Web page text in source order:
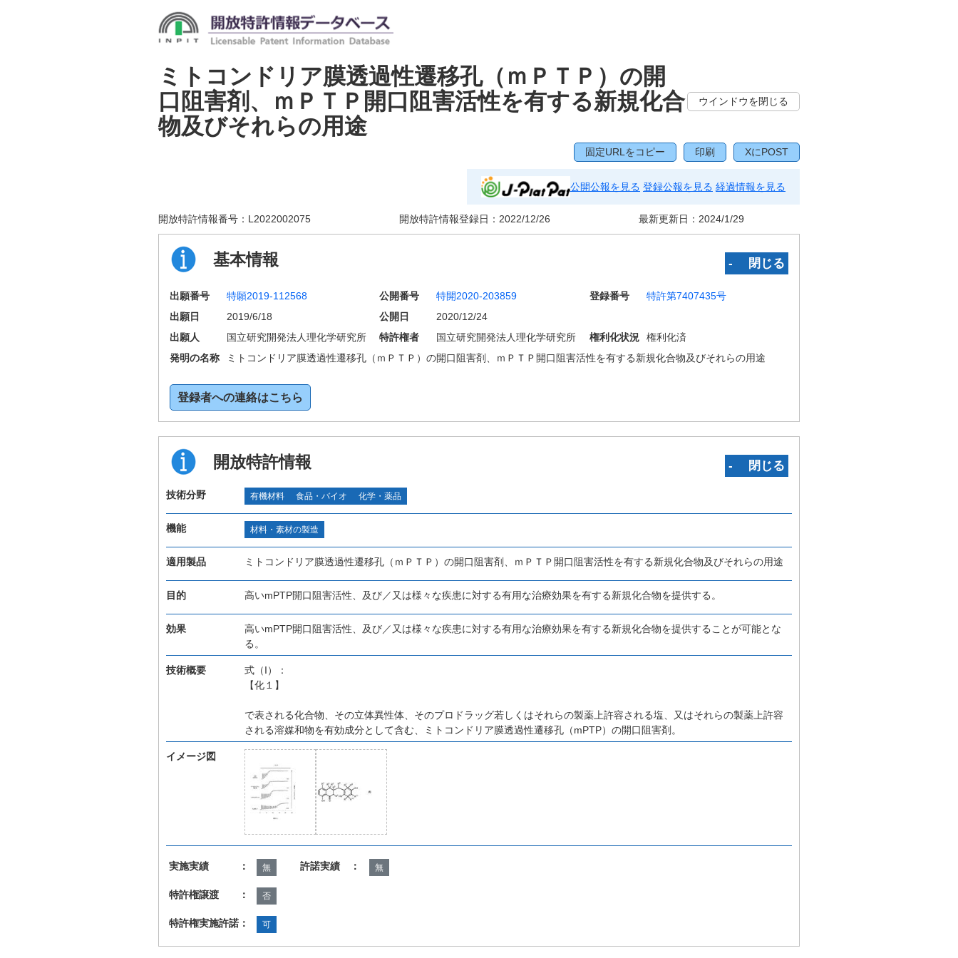
ミトコンドリア膜透過性遷移孔（ｍＰＴＰ）の開
口阻害剤、ｍＰＴＰ開口阻害活性を有する新規化合
物及びそれらの用途
ウインドウを閉じる
固定URLをコピー 印刷 XにPOST
公開公報を見る 登録公報を見る 経過情報を見る
開放特許情報番号： L2022002075 開放特許情報登録日： 2022/12/26 最新更新日： 2024/1/29
基本情報 ‐ 閉じる
出願番号 特願2019-112568 公開番号 特開2020-203859 登録番号
特許第7407435号
出願日
2019/6/18 公開日
2020/12/24
出願人
国立研究開発法人理化学研究所 特許権者 国立研究開発法人理化学研究所 権利化状況
権利化済
発明の名称
ミトコンドリア膜透過性遷移孔（ｍＰＴＰ）の開口阻害剤、ｍＰＴＰ開口阻害活性を有する新規化合物及びそれらの用途
登録者への連絡はこちら
開放特許情報 ‐ 閉じる
技術分野 有機材料 食品・バイオ 化学・薬品
機能 材料・素材の製造
適用製品 ミトコンドリア膜透過性遷移孔（ｍＰＴＰ）の開口阻害剤、ｍＰＴＰ開口阻害活性を有する新規化合物及びそれらの用途
目的 高いmPTP開口阻害活性、及び／又は様々な疾患に対する有用な治療効果を有する新規化合物を提供する。
効果
高いmPTP開口阻害活性、及び／又は様々な疾患に対する有用な治療効果を有する新規化合物を提供することが可能とな
る。
技術概要
式（I）：
【化１】
で表される化合物、その立体異性体、そのプロドラッグ若しくはそれらの製薬上許容される塩、又はそれらの製薬上許容
される溶媒和物を有効成分として含む、ミトコンドリア膜透過性遷移孔（mPTP）の開口阻害剤。
イメージ図
実施実績 ： 無 許諾実績 ： 無
特許権譲渡 ： 否
特許権実施許諾： 可